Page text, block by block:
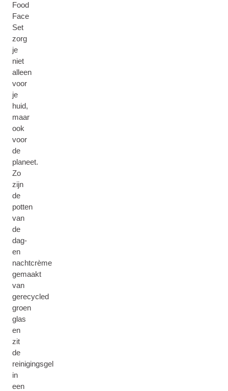
Food
Face
Set
zorg
je
niet
alleen
voor
je
huid,
maar
ook
voor
de
planeet.
Zo
zijn
de
potten
van
de
dag-
en
nachtcrème
gemaakt
van
gerecycled
groen
glas
en
zit
de
reinigingsgel
in
een